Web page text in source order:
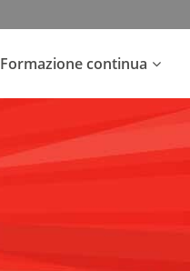
Formazione continua